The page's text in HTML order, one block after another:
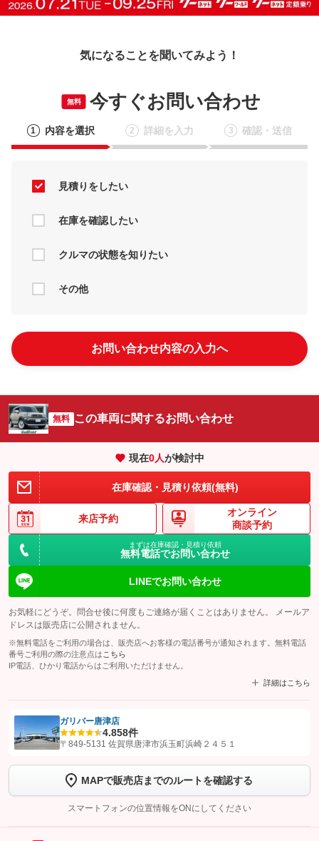
気になることを聞いてみよう！
無料 今すぐお問い合わせ
1 内容を選択 2 詳細を入力 3 確認・送信
見積りをしたい
在庫を確認したい
クルマの状態を知りたい
その他
お問い合わせ内容の入力へ
無料 この車両に関するお問い合わせ
現在0人が検討中
在庫確認・見積り依頼(無料)
来店予約
オンライン
商談予約
まずは在庫確認・見積り依頼
無料電話でお問い合わせ
LINEでお問い合わせ
お気軽にどうぞ。問合せ後に何度もご連絡が届くことはありません。 メールア
ドレスは販売店に公開されません。
※無料電話をご利用の場合は、販売店へお客様の電話番号が通知されます。無料電話
番号ご利用の際の注意点は こちら
IP電話、ひかり電話からはご利用いただけません。
詳細はこちら
【STEP1】認証画面でグーネットを友だち追加してから「許可する」ボタンを押
トーク画面で
ボタンをタップして問い合わせを
完了してください。
こちら
ガリバー唐津店
4.858件
〒849-5131 佐賀県唐津市浜玉町浜崎２４５１
MAPで販売店までのルートを確認する
スマートフォンの位置情報をONにしてください